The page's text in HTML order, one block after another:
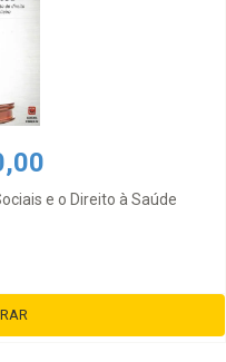
e o Direito à Saúde